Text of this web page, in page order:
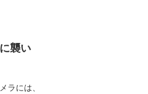
襲い
には、